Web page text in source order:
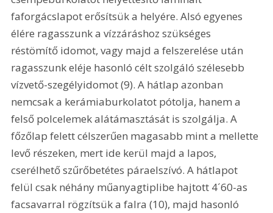
faforgácslapot erősítsük a helyére. Alsó egyenes
élére ragasszunk a vízzáráshoz szükséges
réstömítő idomot, vagy majd a felszerelése után
ragasszunk eléje hasonló célt szolgáló szélesebb
vízvető-szegélyidomot (9). A hátlap azonban
nemcsak a kerámiaburkolatot pótolja, hanem a
felső polcelemek alátámasztását is szolgálja. A
főzőlap felett célszerűen magasabb mint a mellette
levő részeken, mert ide kerül majd a lapos,
cserélhető szűrőbetétes páraelszívó. A hátlapot
felül csak néhány műanyagtiplibe hajtott 4´60-as
facsavarral rögzítsük a falra (10), majd hasonló